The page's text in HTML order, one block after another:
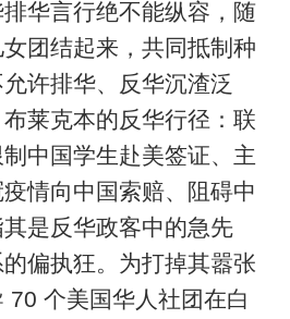
言行绝不能纵容，随
团结起来，共同抵制种
许排华、反华沉渣泛
莱克本的反华行径：联
中国学生赴美签证、主
情向中国索赔、阻碍中
是反华政客中的急先
偏执狂。为打掉其嚣张
70 个美国华人社团在白